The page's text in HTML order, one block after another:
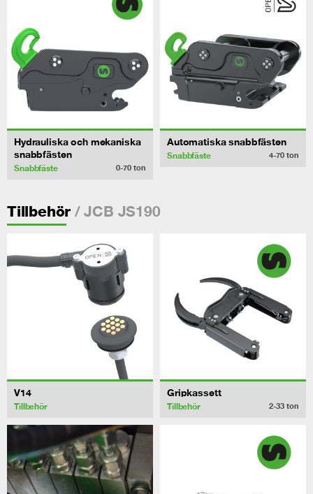
Hydrauliska och mekaniska
snabbfästen
Snabbfäste 0-70 ton
Automatiska snabbfästen
Snabbfäste 4-70 ton
Tillbehör / JCB JS190
V14
Tillbehör
Gripkassett
Tillbehör 2-33 ton